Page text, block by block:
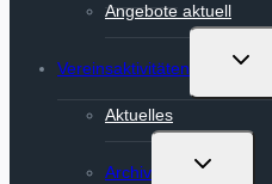
Angebote aktuell
Vereinsaktivitäten
Aktuelles
Archiv
Untermenü